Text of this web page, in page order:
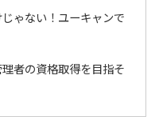
ゃない！ユーキャンで
者の資格取得を目指そ